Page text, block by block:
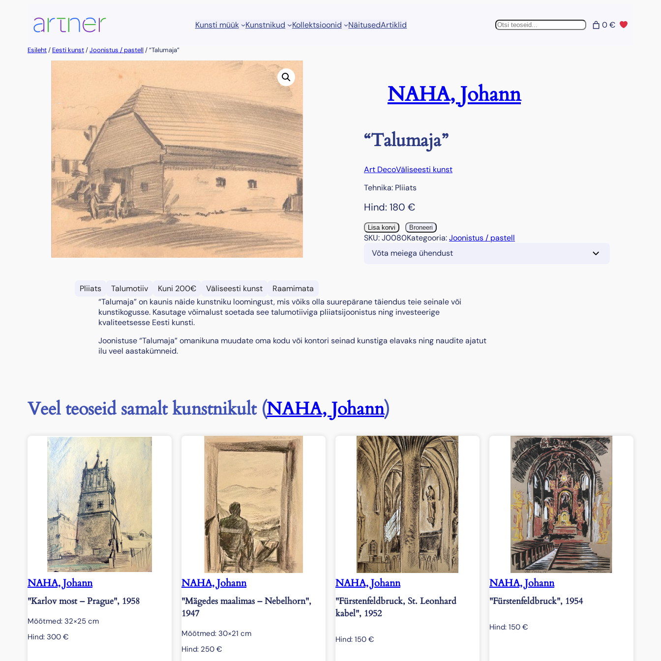
Kunsti müük Kunstnikud Kollektsioonid NäitusedArtiklid Otsing 0 €
Esileht/ Eesti kunst/Joonistus / pastell / “Talumaja”
Pliiats Talumotiiv Kuni 200€ Väliseesti kunst Raamimata
NAHA, Johann
“Talumaja”
Art DecoVäliseesti kunst
Tehnika: Pliiats
Hind: 180 €
"
T
j
a
o
Lisa korvi Broneeri
SKU:J0080Kategooria:Joonistus / pastell
Võta meiega ühendust
“Talumaja” on kaunis näide kunstniku loomingust, mis võiks olla suurepärane täiendus teie seinale või
kunstikogusse. Kasutage võimalust soetada see talumotiiviga pliiatsijoonistus ning investeerige
kvaliteetsesse Eesti kunsti.
Joonistuse “Talumaja” omanikuna muudate oma kodu või kontori seinad kunstiga elavaks ning naudite ajatut
ilu veel aastakümneid.
Veel teoseid samalt kunstnikult (NAHA, Johann)
NAHA, Johann
"Karlov most – Prague", 1958
Mõõtmed: 32×25 cm
Hind: 300 €
NAHA, Johann
"Mägedes maalimas – Nebelhorn",
1947
Mõõtmed: 30×21 cm
Hind: 250 €
NAHA, Johann
"Fürstenfeldbruck, St. Leonhard
kabel", 1952
Hind: 150 €
NAHA, Johann
"Fürstenfeldbruck", 1954
Hind: 150 €